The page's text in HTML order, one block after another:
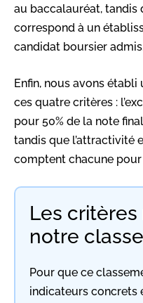
au baccalauréat, tandis
correspond à un
candidat boursier
Enfin, nous avons
ces quatre critères :
pour 50% de la note
tandis que l’attractivité
comptent chacune pour
Les
notre
Pour que ce
indicateurs concrets